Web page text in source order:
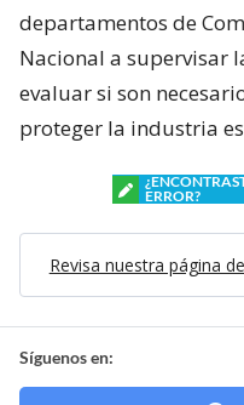
departamentos de
Nacional a supervisar
evaluar si son
proteger la industria
ERROR?
Revisa nuestra página
Síguenos en: